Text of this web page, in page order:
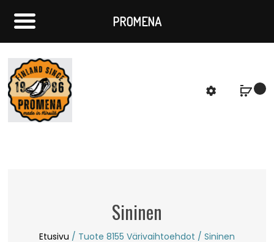
Sininen
Etusivu / Tuote 8155 Värivaihtoehdot / Sininen
PROMENA